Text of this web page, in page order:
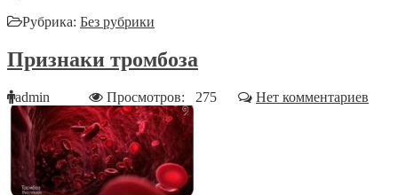
Рубрика: Без рубрики
Признаки тромбоза
admin Просмотров: 275 Нет комментариев